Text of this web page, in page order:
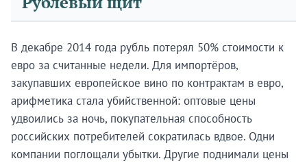
В декабре 2014 года рубль потерял 50% стоимости к
евро за считанные недели. Для импортёров,
закупавших европейское вино по контрактам в евро,
арифметика стала убийственной: оптовые цены
удвоились за ночь, покупательная способность
российских потребителей сократилась вдвое. Одни
компании поглощали убытки. Другие поднимали цены